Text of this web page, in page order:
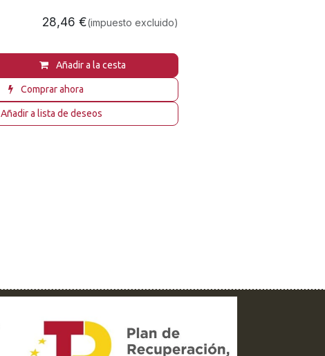
Añadir a la cesta
Comprar ahora
Añadir a lista de deseos
28,46 €(impuesto excluido)